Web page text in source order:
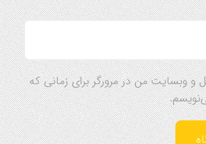
و وبسایت من در مرورگر برای زمانی که